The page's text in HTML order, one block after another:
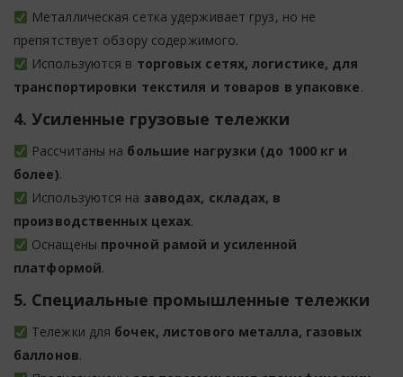
Металлическая сетка удерживает груз, но не
препятствует обзору содержимого.
Используются в торговых сетях, логистике, для
транспортировки текстиля и товаров в упаковке.
4. Усиленные грузовые тележки
Рассчитаны на большие нагрузки (до 1000 кг и
более).
Используются на заводах, складах, в
производственных цехах.
Оснащены прочной рамой и усиленной
платформой.
5. Специальные промышленные тележки
Тележки для бочек, листового металла, газовых
баллонов.